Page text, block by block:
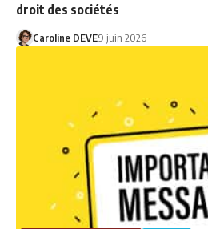
droit des sociétés
Caroline DEVE9 juin 2026